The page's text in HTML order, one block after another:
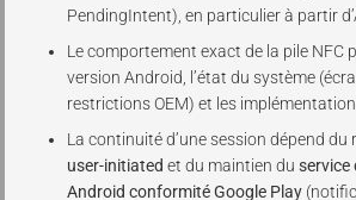
PendingIntent), en particulier à partir
Le comportement exact de la pile NFC
version Android, l’état du système
restrictions OEM) et les
La continuité d’une session dépend du
user-initiated et du maintien duservice
Android conformité Google Play